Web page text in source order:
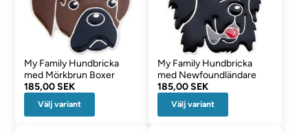
My Family Hundbricka
med Mörkbrun Boxer
185,00 SEK
Välj variant
My Family Hundbricka
med Newfoundländare
185,00 SEK
Välj variant